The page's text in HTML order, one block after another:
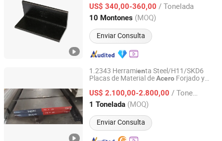
6mm A36 S235jr S275jr A572 A572
Ss400
US$ 340,00-360,00 / Tonelada
10 Montones (MOQ)
Enviar Consulta
Shandong, China Desde 2022
1.2343 Herramienta Steel/H11/SKD6
Placas de Material deAcero Forjado y
US$ 2.100,00-2.800,00 / Tonelada
1 Tonelada (MOQ)
Enviar Consulta
Huangshi Smooth Industry and Trade Co., Ltd
Hubei, China Desde 2024